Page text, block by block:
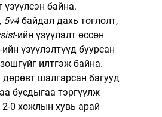
байна.
, 5v4 байдал дахь тоглолт,
-ийн үзүүлэлт өссөн
-ийн үзүүлэлтүүд буурсан
илтгэж байна.
шалгарсан багууд
бусдыгаа тэргүүлж
2-0 хожлын хувь арай